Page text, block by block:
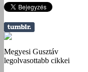
Megyesi Gusztáv
legolvasottabb cikkei